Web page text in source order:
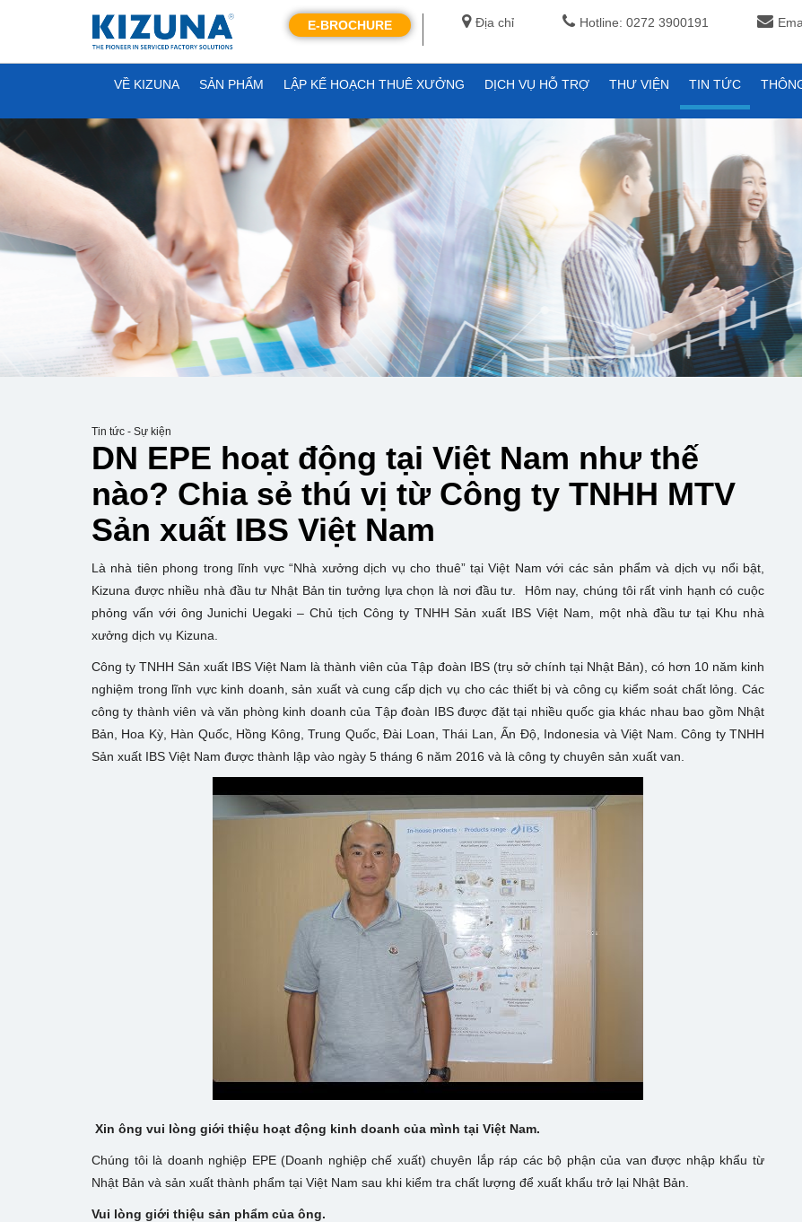
Địa chỉ Hotline: 0272 3900191
E-BROCHURE
VỀ KIZUNA SẢN PHẨM LẬP KẾ HOẠCH THUÊ XƯỞNG DỊCH VỤ HỖ TRỢ THƯ VIỆN TIN TỨC
Tin tức - Sự kiện
DN EPE hoạt động tại Việt Nam như thế
nào? Chia sẻ thú vị từ Công ty TNHH MTV
Sản xuất IBS Việt Nam
Là nhà tiên phong trong lĩnh vực “Nhà xưởng dịch vụ cho thuê” tại Việt Nam với các sản phẩm và dịch vụ nổi bật,
Kizuna được nhiều nhà đầu tư Nhật Bản tin tưởng lựa chọn là nơi đầu tư. Hôm nay, chúng tôi rất vinh hạnh có cuộc
phỏng vấn với ông Junichi Uegaki – Chủ tịch Công ty TNHH Sản xuất IBS Việt Nam, một nhà đầu tư tại Khu nhà
xưởng dịch vụ Kizuna.
Công ty TNHH Sản xuất IBS Việt Nam là thành viên của Tập đoàn IBS (trụ sở chính tại Nhật Bản), có hơn 10 năm kinh
nghiệm trong lĩnh vực kinh doanh, sản xuất và cung cấp dịch vụ cho các thiết bị và công cụ kiểm soát chất lỏng. Các
công ty thành viên và văn phòng kinh doanh của Tập đoàn IBS được đặt tại nhiều quốc gia khác nhau bao gồm Nhật
Bản, Hoa Kỳ, Hàn Quốc, Hồng Kông, Trung Quốc, Đài Loan, Thái Lan, Ấn Độ, Indonesia và Việt Nam. Công ty TNHH
Sản xuất IBS Việt Nam được thành lập vào ngày 5 tháng 6 năm 2016 và là công ty chuyên sản xuất van.
Xin ông vui lòng giới thiệu hoạt động kinh doanh của mình tại Việt Nam.
Chúng tôi là doanh nghiệp EPE (Doanh nghiệp chế xuất) chuyên lắp ráp các bộ phận của van được nhập khẩu từ
Nhật Bản và sản xuất thành phẩm tại Việt Nam sau khi kiểm tra chất lượng để xuất khẩu trở lại Nhật Bản.
Vui lòng giới thiệu sản phẩm của ông.